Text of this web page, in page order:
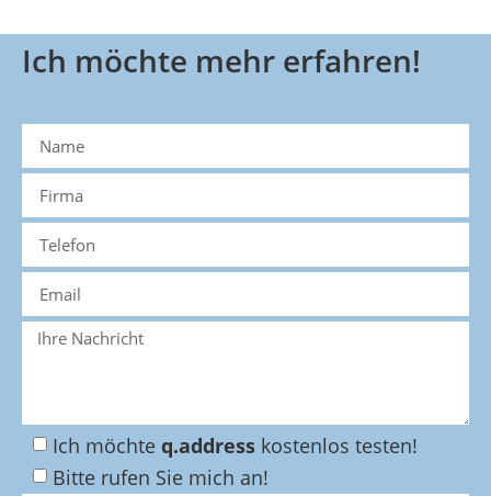
Ich möchte mehr erfahren!
Ich möchte q.address kostenlos testen!
Bitte rufen Sie mich an!